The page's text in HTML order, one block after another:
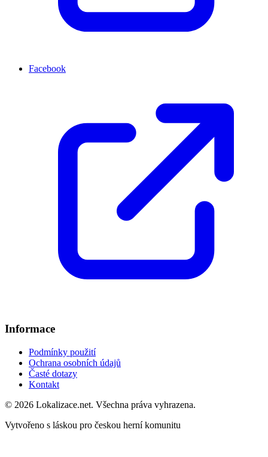
Facebook
Informace
Podmínky použití
Ochrana osobních údajů
Časté dotazy
Kontakt
© 2026 Lokalizace.net. Všechna práva vyhrazena.
Vytvořeno s láskou pro českou herní komunitu